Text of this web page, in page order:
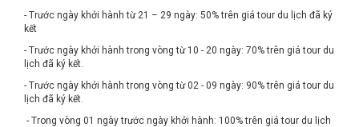
- Trước ngày khởi hành từ 21 – 29 ngày: 50% trên giá tour du lịch đã ký
kết
- Trước ngày khởi hành trong vòng từ 10 - 20 ngày: 70% trên giá tour du
lịch đã ký kết.
- Trước ngày khởi hành trong vòng từ 02 - 09 ngày: 90% trên giá tour du
lịch đã ký kết.
- Trong vòng 01 ngày trước ngày khởi hành: 100% trên giá tour du lịch